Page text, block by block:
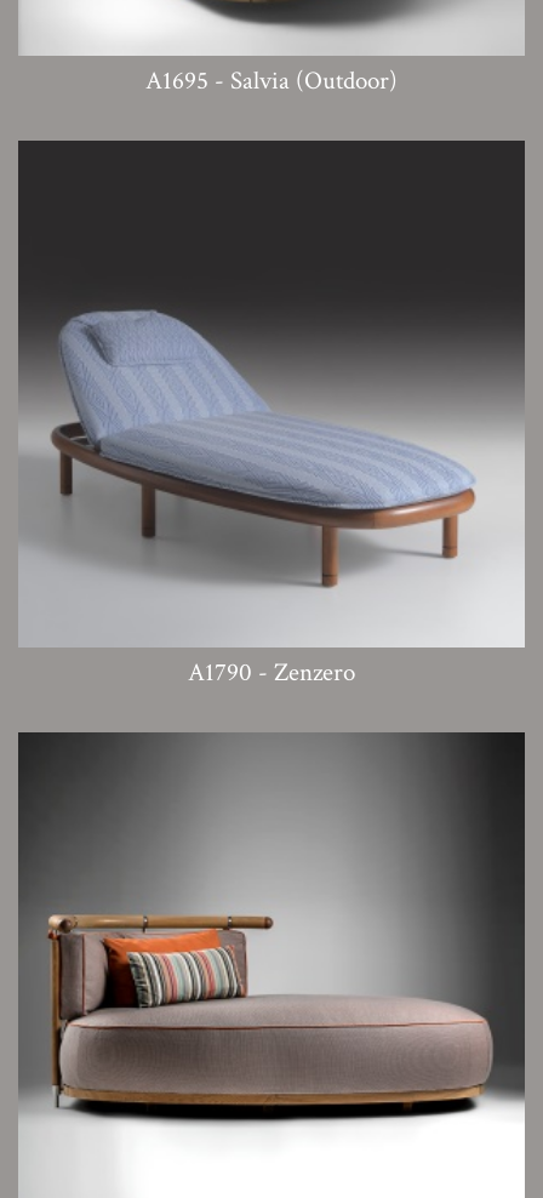
A1695 - Salvia (Outdoor)
A1790 - Zenzero